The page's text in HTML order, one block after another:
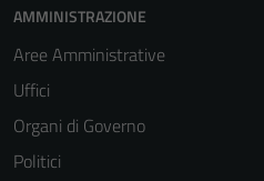
AMMINISTRAZIONE
Aree Amministrative
Uffici
Organi di Governo
Politici